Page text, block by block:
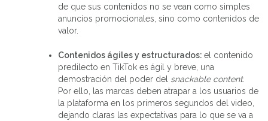
de que sus contenidos no se vean como simples
anuncios promocionales, sino como contenidos de
valor.
Contenidos ágiles y estructurados: el contenido
predilecto en TikTok es ágil y breve, una
demostración del poder del snackable content.
Por ello, las marcas deben atrapar a los usuarios de
la plataforma en los primeros segundos del video,
dejando claras las expectativas para lo que se va a